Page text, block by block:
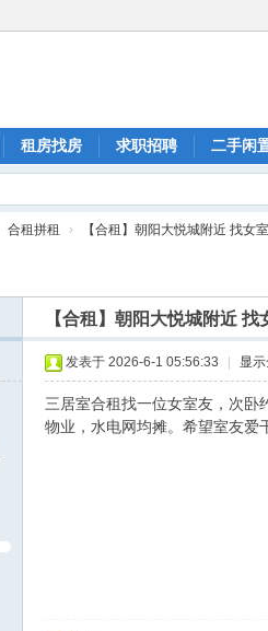
租房找房 求职招聘 二手闲
合租拼租 › 【合租】朝阳大悦城附近 找女
【合租】朝阳大悦城附近 找
发表于 2026-6-1 05:56:33 显
三居室合租找一位女室友，次
物业，水电网均摊。希望室友爱